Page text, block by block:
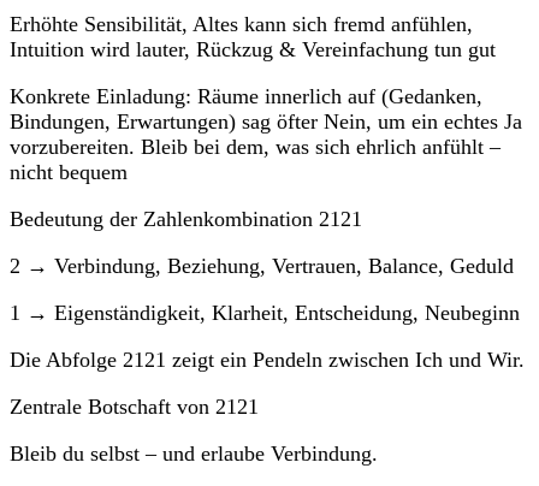
Erhöhte Sensibilität, Altes kann sich fremd anfühlen,
Intuition wird lauter, Rückzug & Vereinfachung tun gut
Konkrete Einladung: Räume innerlich auf (Gedanken,
Bindungen, Erwartungen) sag öfter Nein, um ein echtes Ja
vorzubereiten. Bleib bei dem, was sich ehrlich anfühlt –
nicht bequem
Bedeutung der Zahlenkombination 2121
2 → Verbindung, Beziehung, Vertrauen, Balance, Geduld
1 → Eigenständigkeit, Klarheit, Entscheidung, Neubeginn
Die Abfolge 2121 zeigt ein Pendeln zwischen Ich und Wir.
Zentrale Botschaft von 2121
Bleib du selbst – und erlaube Verbindung.